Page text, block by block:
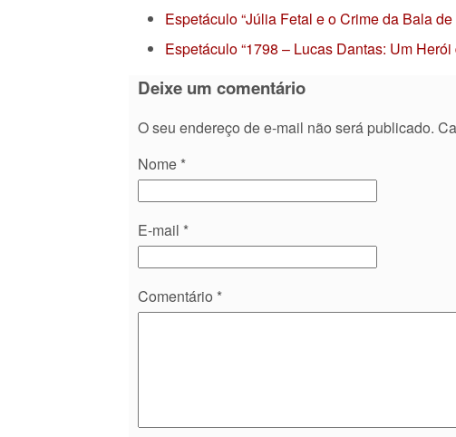
Espetáculo “Júlia Fetal e o Crime da Bala
Espetáculo “1798 – Lucas Dantas: Um
Deixe um comentário
O seu endereço de e-mail não será publicado.
Nome *
E-mail *
Comentário *